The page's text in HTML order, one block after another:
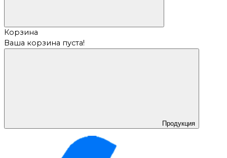
Корзина
Ваша корзина пуста!
Продукция